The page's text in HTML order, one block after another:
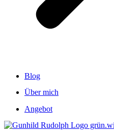
Blog
Über mich
Angebot